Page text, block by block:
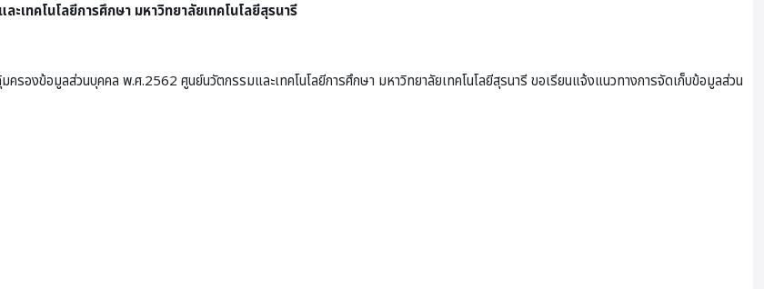
ะเทคโนโลยีการศึกษา มหาวิทยาลัยเทคโนโลยีสุรนารี
องข้อมูลส่วนบุคคล พ.ศ.2562 ศูนย์นวัตกรรมและเทคโนโลยีการศึกษา มหาวิทยาลัยเทคโนโลยีสุรนารี ขอเรียนแจ้งแนวทางการจัดเก็บข้อมูลส่วน